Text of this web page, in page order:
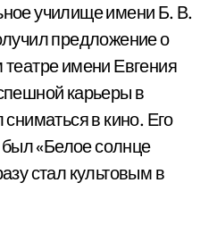
училище имени Б. В.
предложение о
имени Евгения
карьеры в
в кино. Его
«Белое солнце
стал культовым в